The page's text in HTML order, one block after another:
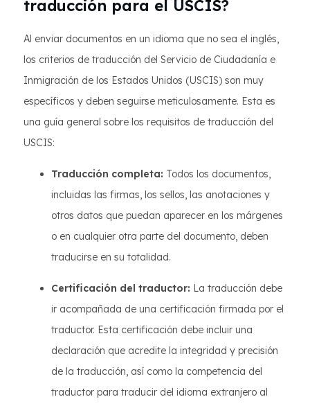
traducción para el USCIS?
Al enviar documentos en un idioma que no sea el inglés,
los criterios de traducción del Servicio de Ciudadanía e
Inmigración de los Estados Unidos (USCIS) son muy
específicos y deben seguirse meticulosamente. Esta es
una guía general sobre los requisitos de traducción del
USCIS:
Traducción completa: Todos los documentos,
incluidas las firmas, los sellos, las anotaciones y
otros datos que puedan aparecer en los márgenes
o en cualquier otra parte del documento, deben
traducirse en su totalidad.
Certificación del traductor: La traducción debe
ir acompañada de una certificación firmada por el
traductor. Esta certificación debe incluir una
declaración que acredite la integridad y precisión
de la traducción, así como la competencia del
traductor para traducir del idioma extranjero al